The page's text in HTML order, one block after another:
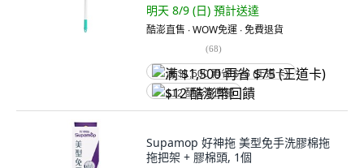
明天 8/9 (日) 預計送達
酷澎直售 ∙ WOW免運 ∙ 免費退貨
(68)
满 $1,500 再省 $75 (王道卡)
$12 酷澎幣回饋
Supamop 好神拖 美型免手洗膠棉拖
拖把架 + 膠棉頭, 1個